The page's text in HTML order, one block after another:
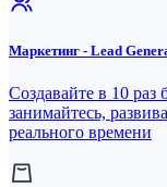
Маркетинг - Lead
Создавайте в 10
занимайтесь,
реального времени